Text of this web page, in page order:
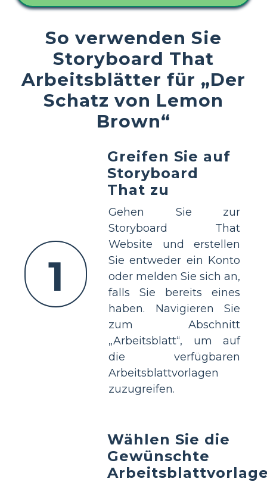
So verwenden Sie
Storyboard That
Arbeitsblätter für „Der
Schatz von Lemon
Brown“
1
Greifen Sie auf
Storyboard
That zu
Gehen Sie zur
Storyboard That
Website und erstellen
Sie entweder ein Konto
oder melden Sie sich an,
falls Sie bereits eines
haben. Navigieren Sie
zum Abschnitt
„Arbeitsblatt“, um auf
die verfügbaren
Arbeitsblattvorlagen
zuzugreifen.
Wählen Sie die
Gewünschte